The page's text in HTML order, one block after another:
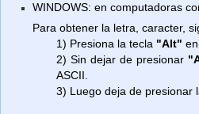
WINDOWS: en computadoras
Para obtener la letra, caracter,
1) Presiona la tecla "Alt"
2) Sin dejar de presionar
ASCII.
3) Luego deja de presionar